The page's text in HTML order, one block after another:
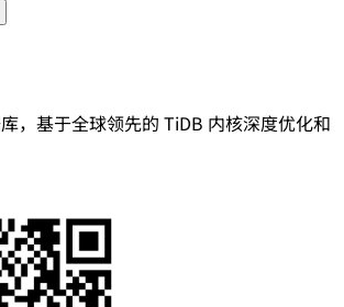
，基于全球领先的 TiDB 内核深度优化和